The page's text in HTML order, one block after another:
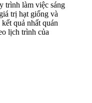
trình làm việc sáng
trị hạt giống và
quả nhất quán
lịch trình của